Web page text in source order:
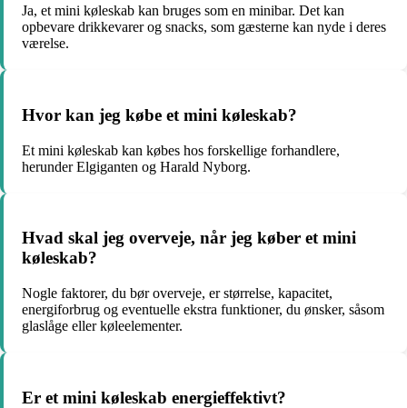
Ja, et mini køleskab kan bruges som en minibar. Det kan
opbevare drikkevarer og snacks, som gæsterne kan nyde i deres
værelse.
Hvor kan jeg købe et mini køleskab?
Et mini køleskab kan købes hos forskellige forhandlere,
herunder Elgiganten og Harald Nyborg.
Hvad skal jeg overveje, når jeg køber et mini
køleskab?
Nogle faktorer, du bør overveje, er størrelse, kapacitet,
energiforbrug og eventuelle ekstra funktioner, du ønsker, såsom
glaslåge eller køleelementer.
Er et mini køleskab energieffektivt?